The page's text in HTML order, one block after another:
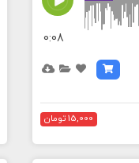
0:08
15,000 تومان